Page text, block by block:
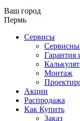
Ваш город
Пермь
Сервисы
Гарантия
Монтаж
Акции
Распродажа
Как Купить
Заказ